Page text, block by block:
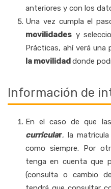
anteriores y con los
Una vez cumpla el
movilidades y
Prácticas, ahí verá una
la movilidaddonde
Información de
En el caso de que
curricular, la
como siempre. Por
tenga en cuenta que
(consulta o cambio